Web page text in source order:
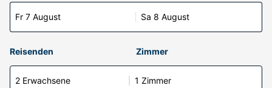
Fr 7 August Sa 8 August
Reisenden Zimmer
2 Erwachsene 1 Zimmer